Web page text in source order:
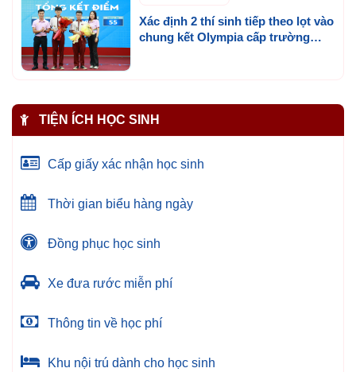
Xác định 2 thí sinh tiếp theo lọt vào
chung kết Olympia cấp trường
TIỆN ÍCH HỌC SINH
Cấp giấy xác nhận học sinh
Thời gian biểu hàng ngày
Đồng phục học sinh
Xe đưa rước miễn phí
Thông tin về học phí
Khu nội trú dành cho học sinh